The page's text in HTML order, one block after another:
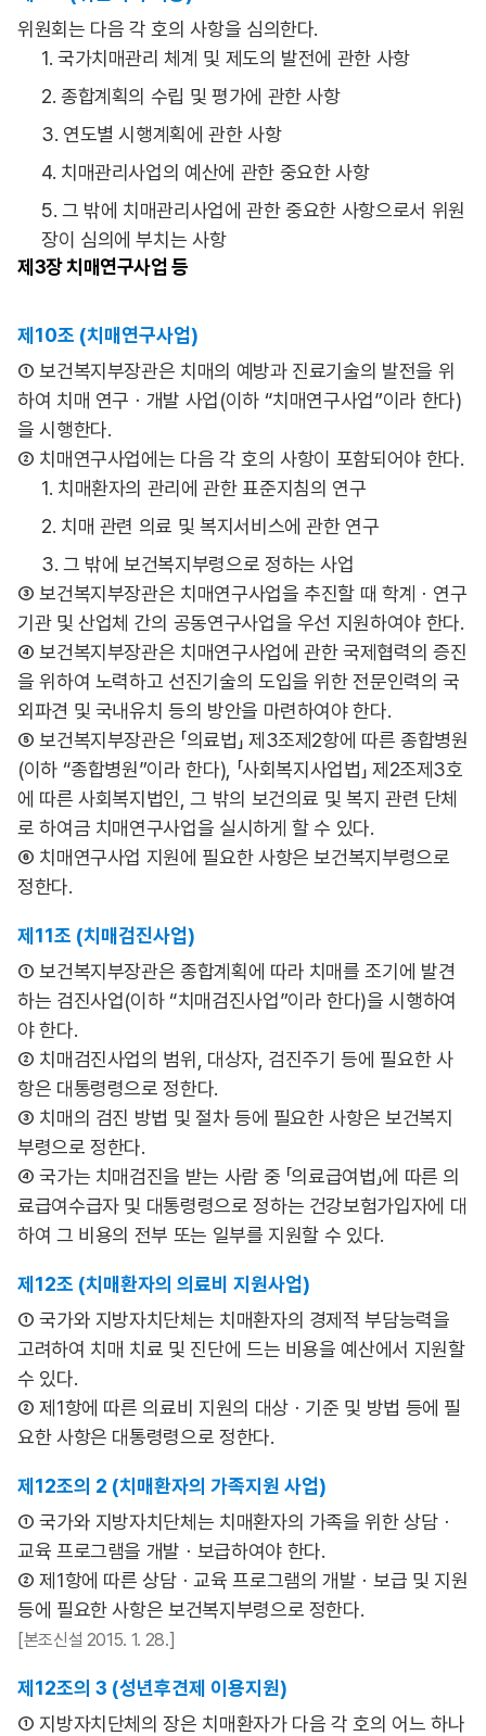
위원회는 다음 각 호의 사항을 심의한다.
1. 국가치매관리 체계 및 제도의 발전에 관한 사항
2. 종합계획의 수립 및 평가에 관한 사항
3. 연도별 시행계획에 관한 사항
4. 치매관리사업의 예산에 관한 중요한 사항
5. 그 밖에 치매관리사업에 관한 중요한 사항으로서 위원
장이 심의에 부치는 사항
제3장치매연구사업 등
제10조 (치매연구사업)
① 보건복지부장관은 치매의 예방과 진료기술의 발전을 위
하여 치매 연구ㆍ개발 사업(이하 “치매연구사업”이라 한다)
을 시행한다.
② 치매연구사업에는 다음 각 호의 사항이 포함되어야 한다.
1. 치매환자의 관리에 관한 표준지침의 연구
2. 치매 관련 의료 및 복지서비스에 관한 연구
3. 그 밖에 보건복지부령으로 정하는 사업
③ 보건복지부장관은 치매연구사업을 추진할 때 학계ㆍ연구
기관 및 산업체 간의 공동연구사업을 우선 지원하여야 한다.
④ 보건복지부장관은 치매연구사업에 관한 국제협력의 증진
을 위하여 노력하고 선진기술의 도입을 위한 전문인력의 국
외파견 및 국내유치 등의 방안을 마련하여야 한다.
⑤ 보건복지부장관은 「의료법」 제3조제2항에 따른 종합병원
(이하 “종합병원”이라 한다), 「사회복지사업법」 제2조제3호
에 따른 사회복지법인, 그 밖의 보건의료 및 복지 관련 단체
로 하여금 치매연구사업을 실시하게 할 수 있다.
⑥ 치매연구사업 지원에 필요한 사항은 보건복지부령으로
정한다.
제11조 (치매검진사업)
① 보건복지부장관은 종합계획에 따라 치매를 조기에 발견
하는 검진사업(이하 “치매검진사업”이라 한다)을 시행하여
야 한다.
② 치매검진사업의 범위, 대상자, 검진주기 등에 필요한 사
항은 대통령령으로 정한다.
③ 치매의 검진 방법 및 절차 등에 필요한 사항은 보건복지
부령으로 정한다.
④ 국가는 치매검진을 받는 사람 중 「의료급여법」에 따른 의
료급여수급자 및 대통령령으로 정하는 건강보험가입자에 대
하여 그 비용의 전부 또는 일부를 지원할 수 있다.
제12조 (치매환자의 의료비 지원사업)
① 국가와 지방자치단체는 치매환자의 경제적 부담능력을
고려하여 치매 치료 및 진단에 드는 비용을 예산에서 지원할
수 있다.
② 제1항에 따른 의료비 지원의 대상ㆍ기준 및 방법 등에 필
요한 사항은 대통령령으로 정한다.
제12조의 2 (치매환자의 가족지원 사업)
① 국가와 지방자치단체는 치매환자의 가족을 위한 상담ㆍ
교육 프로그램을 개발ㆍ보급하여야 한다.
② 제1항에 따른 상담ㆍ교육 프로그램의 개발ㆍ보급 및 지원
등에 필요한 사항은 보건복지부령으로 정한다.
[본조신설 2015. 1. 28.]
제12조의 3 (성년후견제 이용지원)
① 지방자치단체의 장은 치매환자가 다음 각 호의 어느 하나